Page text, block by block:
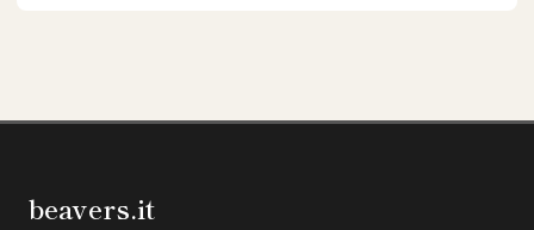
beavers.it